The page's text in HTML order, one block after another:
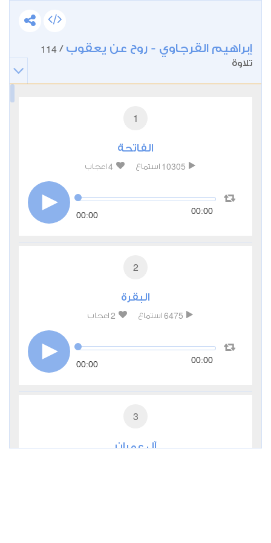
إبراهيم القرجاوي - روح عن يعقوب /
114
تلاوة
1
الفاتحة
10305 استماع 4 اعجاب
00:00 00:00
2
البقرة
6475 استماع 2 اعجاب
00:00 00:00
3
آل عمران